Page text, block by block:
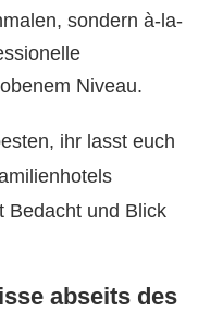
sondern à-la-
Niveau.
ihr lasst euch
Bedacht und Blick
abseits des